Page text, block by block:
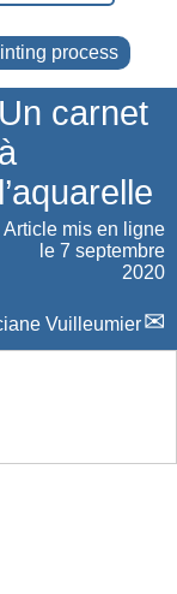
process
Un carnet
à
l’aquarelle
Article mis en ligne
le 7 septembre
2020
Vuilleumier